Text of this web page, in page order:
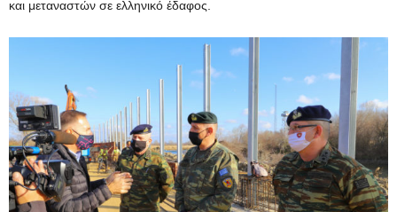
και μεταναστών σε ελληνικό έδαφος.